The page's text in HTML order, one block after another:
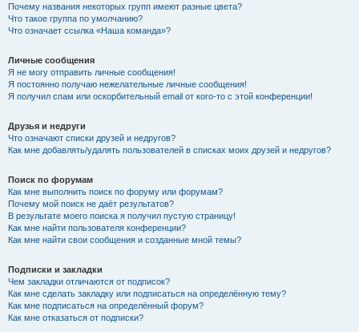
Почему названия некоторых групп имеют разные цвета?
Что такое группа по умолчанию?
Что означает ссылка «Наша команда»?
Личные сообщения
Я не могу отправить личные сообщения!
Я постоянно получаю нежелательные личные сообщения!
Я получил спам или оскорбительный email от кого-то с этой конференции!
Друзья и недруги
Что означают списки друзей и недругов?
Как мне добавлять/удалять пользователей в списках моих друзей и недругов?
Поиск по форумам
Как мне выполнить поиск по форуму или форумам?
Почему мой поиск не даёт результатов?
В результате моего поиска я получил пустую страницу!
Как мне найти пользователя конференции?
Как мне найти свои сообщения и созданные мной темы?
Подписки и закладки
Чем закладки отличаются от подписок?
Как мне сделать закладку или подписаться на определённую тему?
Как мне подписаться на определённый форум?
Как мне отказаться от подписки?